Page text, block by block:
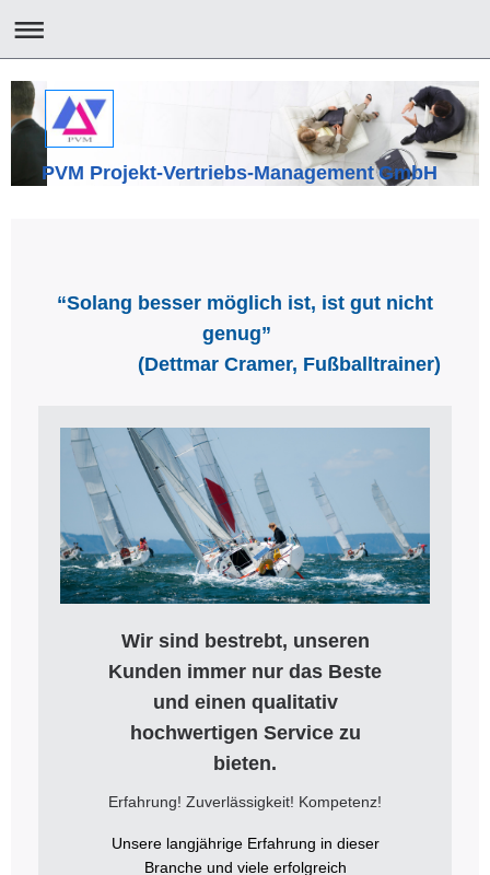
PVM Projekt-Vertriebs-Management GmbH
“Solang besser möglich ist, ist gut nicht
genug”
(Dettmar Cramer, Fußballtrainer)
Wir sind bestrebt, unseren
Kunden immer nur das Beste
und einen qualitativ
hochwertigen Service zu
bieten.
Erfahrung! Zuverlässigkeit! Kompetenz!
Unsere langjährige Erfahrung in dieser
Branche und viele erfolgreich